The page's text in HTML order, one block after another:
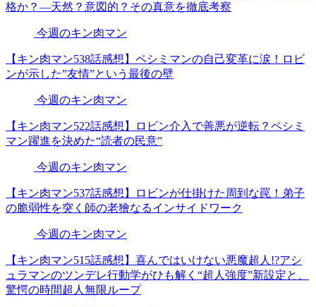
格か？―天然？意図的？その真意を徹底考察
今週のキン肉マン
【キン肉マン538話感想】ペシミマンの自己変革に涙！ロビ
ンが示した”友情”という最後の壁
今週のキン肉マン
【キン肉マン522話感想】ロビン介入で善悪が逆転？ペシミ
マン躍進を決めた“読者の民意”
今週のキン肉マン
【キン肉マン537話感想】ロビンが仕掛けた周到な罠！弟子
の脆弱性を突く師の老獪なるインサイドワーク
今週のキン肉マン
【キン肉マン515話感想】喜んではいけない悪魔超人!?アシ
ュラマンのツンデレ行動学がひも解く“超人強度”新設定と、
驚愕の時間超人無限ループ